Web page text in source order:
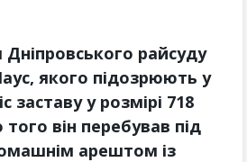
райсуду
якого підозрюють у
заставу у розмірі 718
він перебував під
арештом із